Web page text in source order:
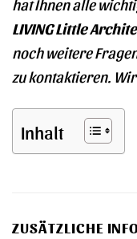
hat Ihnen alle
LIVING Little
noch weitere
zu kontaktieren.
Inhalt
ZUSÄTZLICHE